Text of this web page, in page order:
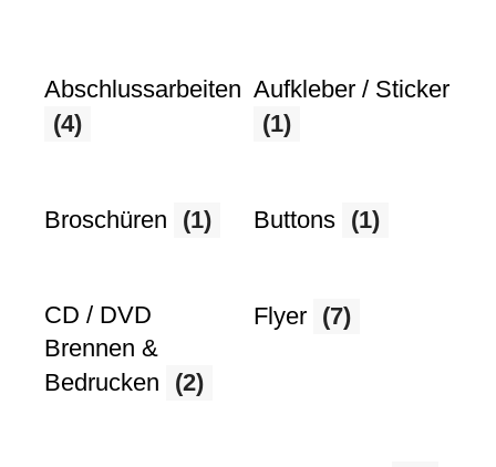
Abschlussarbeiten
(4)
Aufkleber / Sticker
(1)
Broschüren (1) Buttons (1)
CD / DVD
Brennen &
Bedrucken
(2)
Flyer (7)